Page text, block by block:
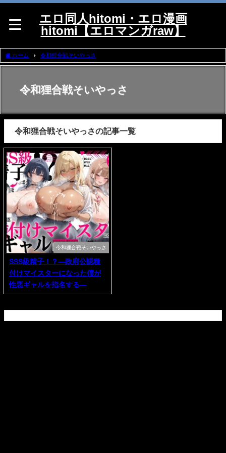
エロ同人hitomi・エロ漫画
hitomi【エロマンガraw】
ホーム 令和狸合戦そいやっさ
令和狸合戦そいやっさ
令和狸合戦そいやっさの記事一覧
令和狸合戦そいやっさ
SSS級精子！？―政府公認種
付けマイスターになった僕が
性悪ギャルを指名する―